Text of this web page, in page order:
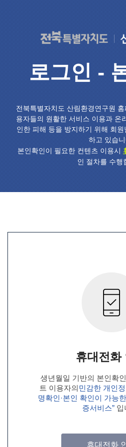
로그인 -
전북특별자치도 산림환경연구원
용자들의 원활한 서비스 이용과 온
인한 피해 등을 방지하기 위해 회
하고 있습
본인확인이 필요한 컨텐츠 이용시
인 절차를 수행
휴대전화
생년월일 기반의 본인확
트 이용자의민감한 개인
명확인·본인 확인이 가능
증서비스” 입
휴대전화